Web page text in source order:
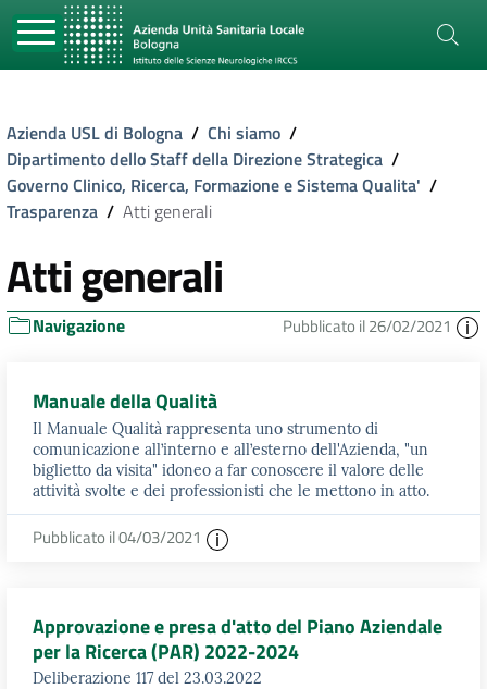
Azienda USL di Bologna / Chi siamo /
Dipartimento dello Staff della Direzione Strategica /
Governo Clinico, Ricerca, Formazione e Sistema Qualita' /
Trasparenza / Atti generali
Atti generali
Navigazione Pubblicato il 26/02/2021
Manuale della Qualità
Il Manuale Qualità rappresenta uno strumento di
comunicazione all’interno e all’esterno dell'Azienda, "un
biglietto da visita" idoneo a far conoscere il valore delle
attività svolte e dei professionisti che le mettono in atto.
Pubblicato il 04/03/2021
Approvazione e presa d'atto del Piano Aziendale
per la Ricerca (PAR) 2022-2024
Deliberazione 117 del 23.03.2022